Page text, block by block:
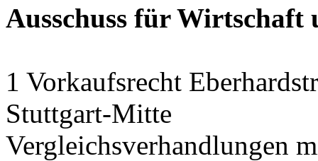
Ausschuss für Wirtschaft
1 Vorkaufsrecht
Stuttgart-Mitte
Vergleichsverhandlungen